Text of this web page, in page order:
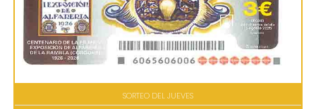
SORTEO DEL JUEVES